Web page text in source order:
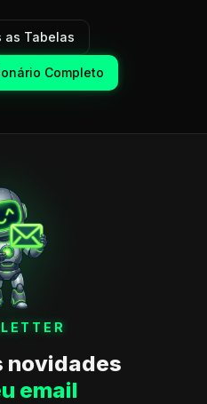
as Tabelas
Completo
novidades
email